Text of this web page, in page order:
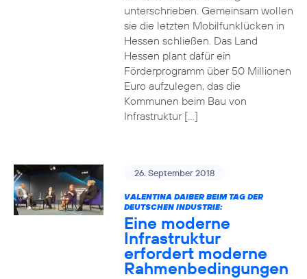
unterschrieben. Gemeinsam wollen
sie die letzten Mobilfunklücken in
Hessen schließen. Das Land
Hessen plant dafür ein
Förderprogramm über 50 Millionen
Euro aufzulegen, das die
Kommunen beim Bau von
Infrastruktur […]
26. September 2018
VALENTINA DAIBER BEIM TAG DER
DEUTSCHEN INDUSTRIE:
Eine moderne
Infrastruktur
erfordert moderne
Rahmenbedingungen